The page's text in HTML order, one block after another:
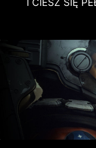
I CIESZ SIĘ